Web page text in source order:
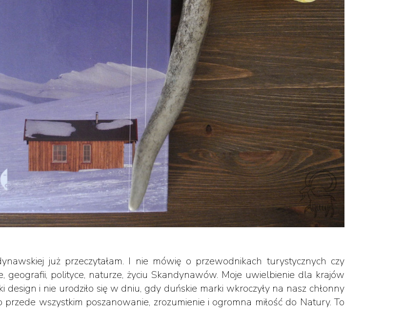
już przeczytałam. I nie mówię o przewodnikach turystycznych czy
geografii, polityce, naturze, życiu Skandynawów. Moje uwielbienie dla krajów
i nie urodziło się w dniu, gdy duńskie marki wkroczyły na nasz chłonny
wszystkim poszanowanie, zrozumienie i ogromna miłość do Natury. To